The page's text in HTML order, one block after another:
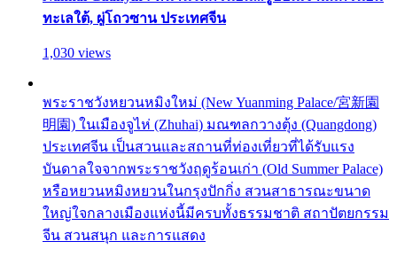
ทะเลใต้, ผู่โถวซาน ประเทศจีน
1,030 views
พระราชวังหยวนหมิงใหม่ (New Yuanming Palace/宮新園
明園) ในเมืองจูไห่ (Zhuhai) มณฑลกวางตุ้ง (Quangdong)
ประเทศจีน เป็นสวนและสถานที่ท่องเที่ยวที่ได้รับแรง
บันดาลใจจากพระราชวังฤดูร้อนเก่า (Old Summer Palace)
หรือหยวนหมิงหยวนในกรุงปักกิ่ง สวนสาธารณะขนาด
ใหญ่ใจกลางเมืองแห่งนี้มีครบทั้งธรรมชาติ สถาปัตยกรรม
จีน สวนสนุก และการแสดง